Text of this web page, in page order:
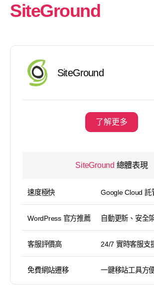
SiteGround
SiteGround
了解更多
SiteGround 總體表現
速度極快 Google Cloud 託
WordPress 官方推薦 自動更新、安全
客服評價高 24/7 實時客服支
免費網站遷移 一鍵移站工具方